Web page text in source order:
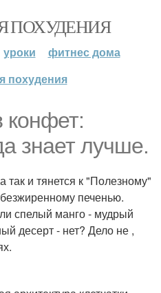
ПОХУДЕНИЯ
уроки
фитнес дома
похудения
конфет:
знает лучше.
так и тянется к "Полезному"
печенью.
спелый манго - мудрый
десерт - нет? Дело не ,